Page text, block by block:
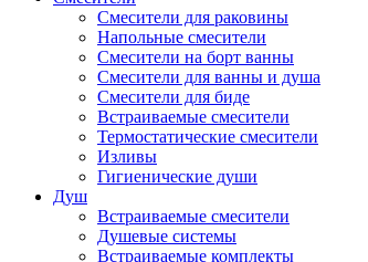
Смесители для раковины
Напольные смесители
Смесители на борт ванны
Смесители для ванны и душа
Смесители для биде
Встраиваемые смесители
Термостатические смесители
Изливы
Гигиенические души
Душ
Встраиваемые смесители
Душевые системы
Встраиваемые комплекты